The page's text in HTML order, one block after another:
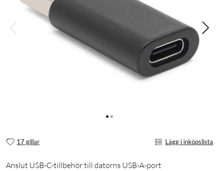
17 gillar Lägg i inköpslista
Anslut USB-C-tillbehör till datorns USB-A-port